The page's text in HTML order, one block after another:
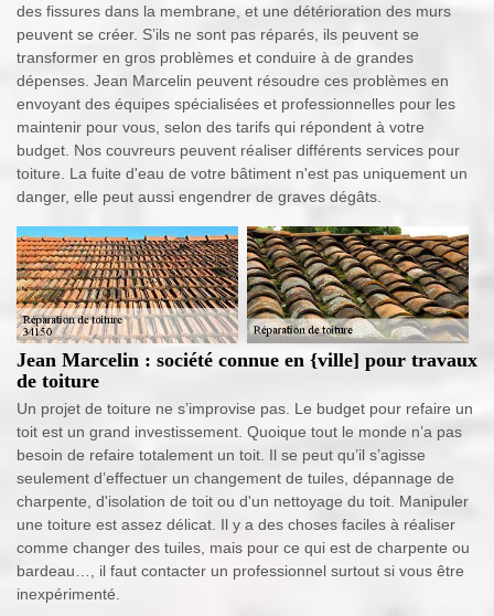
des fissures dans la membrane, et une détérioration des murs
peuvent se créer. S’ils ne sont pas réparés, ils peuvent se
transformer en gros problèmes et conduire à de grandes
dépenses. Jean Marcelin peuvent résoudre ces problèmes en
envoyant des équipes spécialisées et professionnelles pour les
maintenir pour vous, selon des tarifs qui répondent à votre
budget. Nos couvreurs peuvent réaliser différents services pour
toiture. La fuite d'eau de votre bâtiment n'est pas uniquement un
danger, elle peut aussi engendrer de graves dégâts.
Jean Marcelin : société connue en {ville] pour travaux
de toiture
Un projet de toiture ne s’improvise pas. Le budget pour refaire un
toit est un grand investissement. Quoique tout le monde n’a pas
besoin de refaire totalement un toit. Il se peut qu’il s’agisse
seulement d’effectuer un changement de tuiles, dépannage de
charpente, d'isolation de toit ou d'un nettoyage du toit. Manipuler
une toiture est assez délicat. Il y a des choses faciles à réaliser
comme changer des tuiles, mais pour ce qui est de charpente ou
bardeau…, il faut contacter un professionnel surtout si vous être
inexpérimenté.